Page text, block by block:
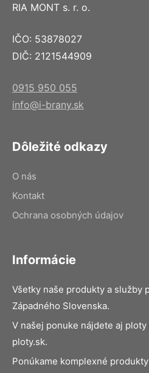
RIA MONT s. r. o.
IČO: 53878027
DIČ: 2121544909
0915 950 055
info@i-brany.sk
Dôležité odkazy
O nás
Kontakt
Ochrana osobných údajov
Informácie
Všetky naše produkty a služby
Západného Slovenska.
V našej ponuke nájdete aj
ploty.sk.
Ponúkame komplexné